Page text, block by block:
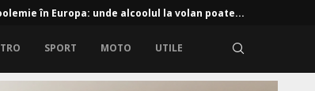
în Europa: unde alcoolul la volan poate...
SPORT MOTO UTILE